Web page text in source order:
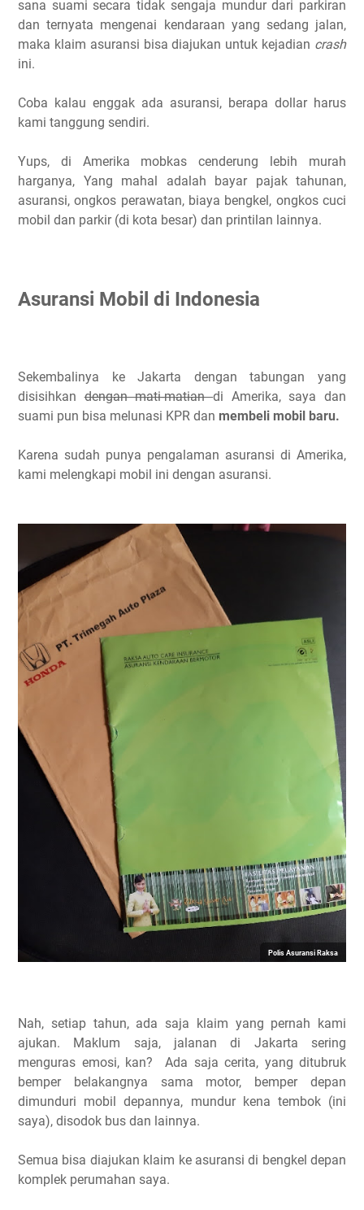
sana suami secara tidak sengaja mundur dari parkiran
dan ternyata mengenai kendaraan yang sedang jalan,
maka klaim asuransi bisa diajukan untuk kejadian crash
ini.
Coba kalau enggak ada asuransi, berapa dollar harus
kami tanggung sendiri.
Yups, di Amerika mobkas cenderung lebih murah
harganya, Yang mahal adalah bayar pajak tahunan,
asuransi, ongkos perawatan, biaya bengkel, ongkos cuci
mobil dan parkir (di kota besar) dan printilan lainnya.
Asuransi Mobil di Indonesia
Sekembalinya ke Jakarta dengan tabungan yang
disisihkandengan mati-matiandi Amerika, saya dan
suami pun bisa melunasi KPR dan membeli mobil baru.
Karena sudah punya pengalaman asuransi di Amerika,
kami melengkapi mobil ini dengan asuransi.
Polis Asuransi Raksa
Nah, setiap tahun, ada saja klaim yang pernah kami
ajukan. Maklum saja, jalanan di Jakarta sering
menguras emosi, kan? Ada saja cerita, yang ditubruk
bemper belakangnya sama motor, bemper depan
dimunduri mobil depannya, mundur kena tembok (ini
saya), disodok bus dan lainnya.
Semua bisa diajukan klaim ke asuransi di bengkel depan
komplek perumahan saya.